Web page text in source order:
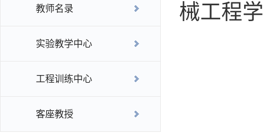
教师名录
实验教学中心
工程训练中心
客座教授
械工程